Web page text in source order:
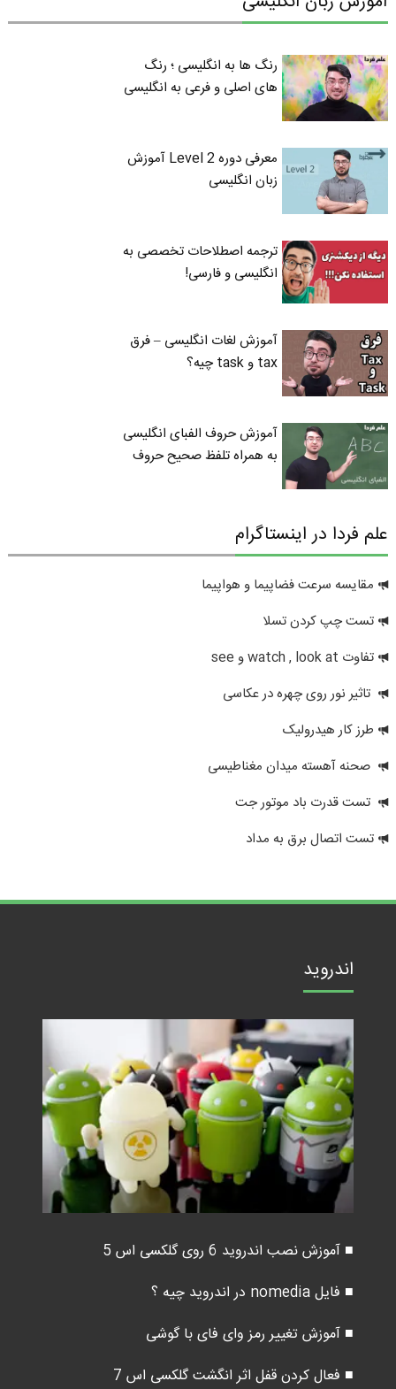
رنگ ها به انگلیسی ؛ رنگ
های اصلی و فرعی به انگلیسی
معرفی دوره Level 2 آموزش
زبان انگلیسی
ترجمه اصطلاحات تخصصی به
انگلیسی و فارسی!
آموزش لغات انگلیسی – فرق
tax و task چیه؟
آموزش حروف الفبای انگلیسی
به همراه تلفظ صحیح حروف
علم فردا در اینستاگرام
مقایسه سرعت فضاپیما و هواپیما
تست چپ کردن تسلا
تفاوت watch , look at و see
تاثیر نور روی چهره در عکاسی
طرز کار هیدرولیک
صحنه آهسته میدان مغناطیسی
تست قدرت باد موتور جت
تست اتصال برق به مداد
اندروید
■ آموزش نصب اندروید 6 روی گلکسی اس 5
■ فایل nomedia در اندروید چیه ؟
■ آموزش تغییر رمز وای فای با گوشی
■ فعال کردن قفل اثر انگشت گلکسی اس 7